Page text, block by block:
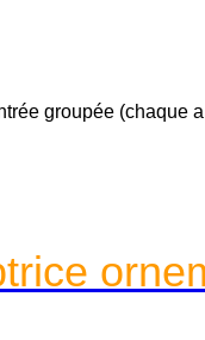
groupée (chaque